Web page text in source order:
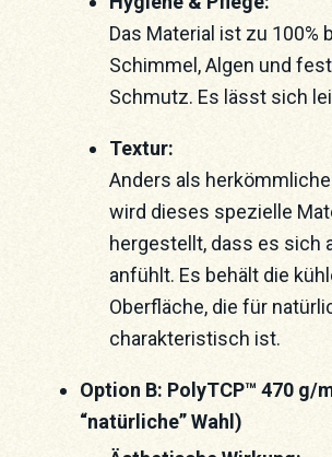
Das Material ist zu 100%
Schimmel, Algen und
Schmutz. Es lässt sich
Textur:
Anders als
wird dieses spezielle
hergestellt, dass es sich
anfühlt. Es behält die
Oberfläche, die für
charakteristisch ist.
Option B: PolyTCP™ 470 g/
“natürliche” Wahl)